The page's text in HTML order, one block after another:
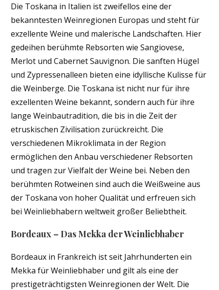
Die Toskana in Italien ist zweifellos eine der
bekanntesten Weinregionen Europas und steht für
exzellente Weine und malerische Landschaften. Hier
gedeihen berühmte Rebsorten wie Sangiovese,
Merlot und Cabernet Sauvignon. Die sanften Hügel
und Zypressenalleen bieten eine idyllische Kulisse für
die Weinberge. Die Toskana ist nicht nur für ihre
exzellenten Weine bekannt, sondern auch für ihre
lange Weinbautradition, die bis in die Zeit der
etruskischen Zivilisation zurückreicht. Die
verschiedenen Mikroklimata in der Region
ermöglichen den Anbau verschiedener Rebsorten
und tragen zur Vielfalt der Weine bei. Neben den
berühmten Rotweinen sind auch die Weißweine aus
der Toskana von hoher Qualität und erfreuen sich
bei Weinliebhabern weltweit großer Beliebtheit.
Bordeaux – Das Mekka der Weinliebhaber
Bordeaux in Frankreich ist seit Jahrhunderten ein
Mekka für Weinliebhaber und gilt als eine der
prestigeträchtigsten Weinregionen der Welt. Die